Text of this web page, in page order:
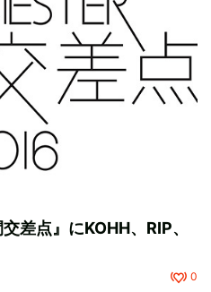
差点』にKOHH、RIP、
0